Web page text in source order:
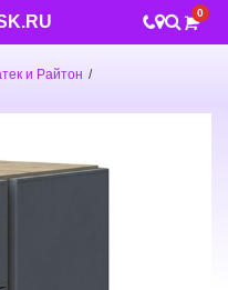
0
и Райтон /